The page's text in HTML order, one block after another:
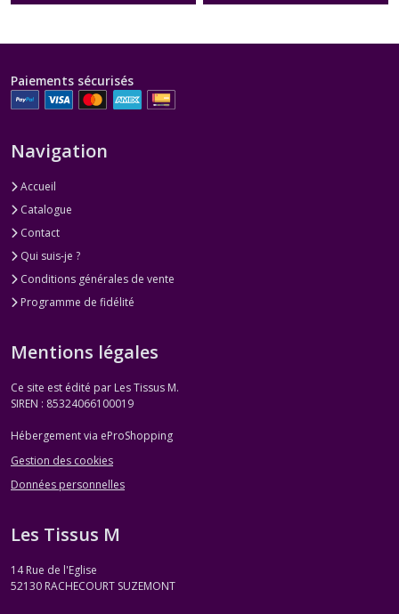
Paiements sécurisés
Navigation
Accueil
Catalogue
Contact
Qui suis-je ?
Conditions générales de vente
Programme de fidélité
Mentions légales
Ce site est édité par Les Tissus M.
SIREN : 85324066100019
Hébergement via eProShopping
Gestion des cookies
Données personnelles
Les Tissus M
14 Rue de l'Eglise
52130 RACHECOURT SUZEMONT